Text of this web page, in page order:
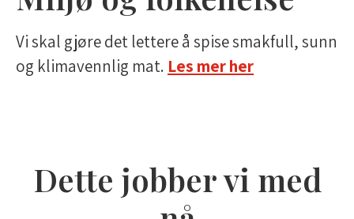
Vi skal gjøre det lettere å spise smakfull, sunn
og klimavennlig mat. Les mer her
Dette jobber vi med